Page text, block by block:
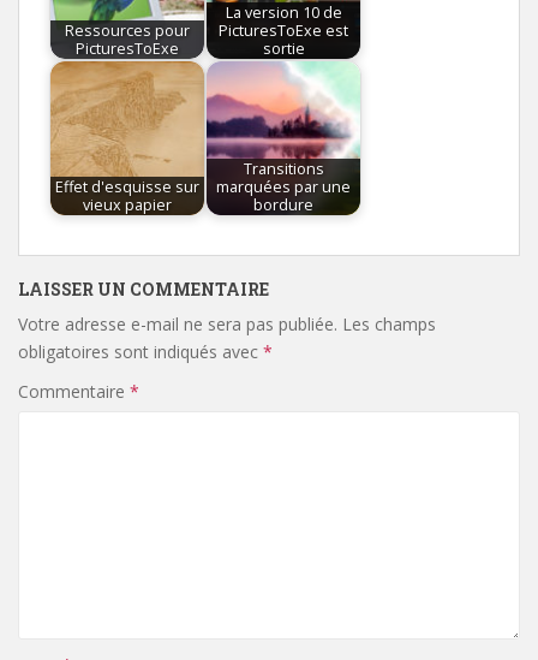
Ressources pour
PicturesToExe
La version 10 de
PicturesToExe est
sortie
Effet d'esquisse sur
vieux papier
Transitions
marquées par une
bordure
LAISSER UN COMMENTAIRE
Votre adresse e-mail ne sera pas publiée. Les champs
obligatoires sont indiqués avec *
Commentaire *